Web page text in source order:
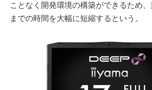
ことなく開発環境の構築ができるため
までの時間を大幅に短縮するという。